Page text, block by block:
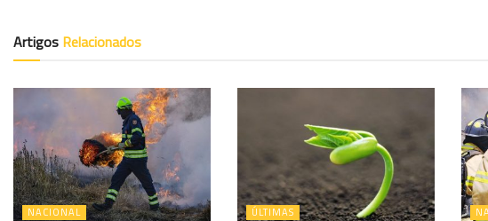
Artigos Relacionados
NACIONAL ÚLTIMAS